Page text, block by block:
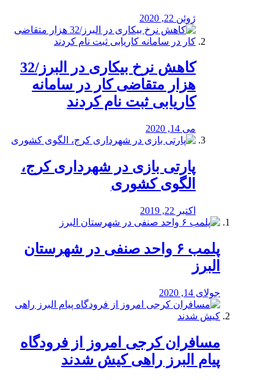
ژوئن 22, 2020
کاهش نرخ بیکاری در البرز/32
هزار متقاضی کار در سامانه
کاریابی ثبت نام کردند
می 14, 2020
پارتی بازی در شهرداری کرج،
الگوی کشوری
اکتبر 22, 2019
پلمب ۶ واحد صنفی در شهرستان
البرز
جولای 14, 2020
مسافران کرجی امروز از فرودگاه
پیام البرز راهی کیش شدند